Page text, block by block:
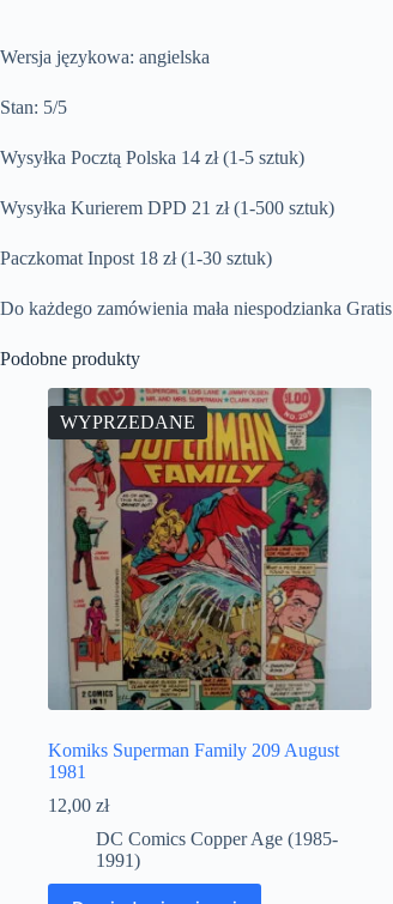
Wersja językowa: angielska
Stan: 5/5
Wysyłka Pocztą Polska 14 zł (1-5 sztuk)
Wysyłka Kurierem DPD 21 zł (1-500 sztuk)
Paczkomat Inpost 18 zł (1-30 sztuk)
Do każdego zamówienia mała niespodzianka Gratis
Podobne produkty
WYPRZEDANE
Komiks Superman Family 209 August
1981
12,00 zł
DC Comics Copper Age (1985-
1991)